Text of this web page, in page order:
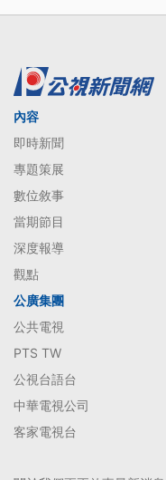
內容
即時新聞
專題策展
數位敘事
當期節目
深度報導
觀點
公廣集團
公共電視
PTS TW
公視台語台
中華電視公司
客家電視台